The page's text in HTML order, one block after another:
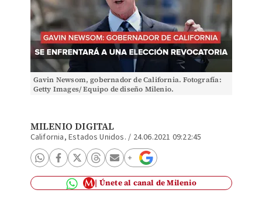
Gavin Newsom, gobernador de California. Fotografía:
Getty Images/ Equipo de diseño Milenio.
MILENIO DIGITAL
California, Estados Unidos. / 24.06.2021 09:22:45
Únete al canal de Milenio